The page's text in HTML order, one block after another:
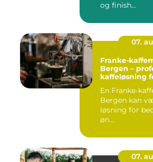
og finish...
07.
Franke-
Bergen –
kaffeløsning
En Franke-
Bergen kan
løsning for
øn...
07.